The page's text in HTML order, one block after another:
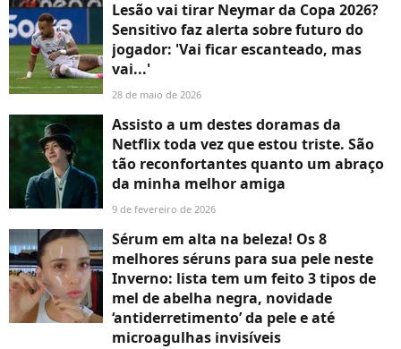
Lesão vai tirar Neymar da Copa 2026?
Sensitivo faz alerta sobre futuro do
jogador: 'Vai ficar escanteado, mas
vai...'
28 de maio de 2026
Assisto a um destes doramas da
Netflix toda vez que estou triste. São
tão reconfortantes quanto um abraço
da minha melhor amiga
9 de fevereiro de 2026
Sérum em alta na beleza! Os 8
melhores séruns para sua pele neste
Inverno: lista tem um feito 3 tipos de
mel de abelha negra, novidade
‘antiderretimento’ da pele e até
microagulhas invisíveis